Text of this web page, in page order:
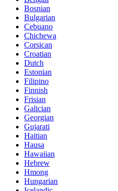
Bosnian
Bulgarian
Cebuano
Chichewa
Corsican
Croatian
Dutch
Estonian
Filipino
Finnish
Frisian
Galician
Georgian
Gujarati
Haitian
Hausa
Hawaiian
Hebrew
Hmong
Hungarian